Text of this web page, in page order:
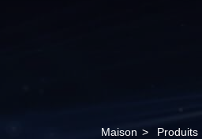
Maison > Produits